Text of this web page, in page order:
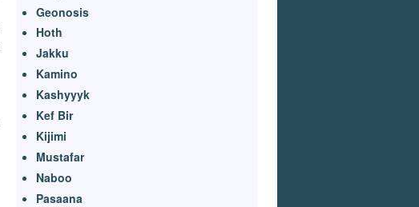
Geonosis
Hoth
Jakku
Kamino
Kashyyyk
Kef Bir
Kijimi
Mustafar
Naboo
Pasaana